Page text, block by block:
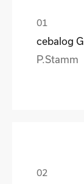
cebalog
P.Stamm